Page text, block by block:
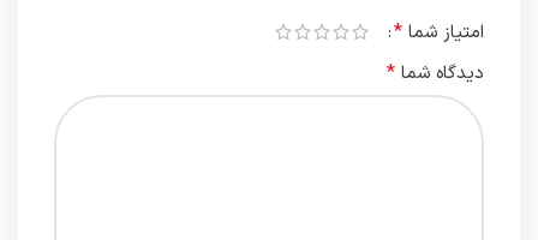
امتیاز شما *
دیدگاه شما *